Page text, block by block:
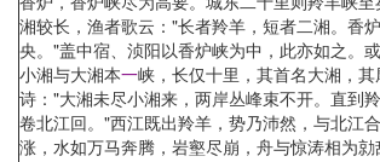
湘较长，渔者歌云："长者羚羊，短者二湘。香炉
央。"盖中宿、浈阳以香炉峡为中，此亦如之。
小湘与大湘本一峡，长仅十里，其首名大湘，
诗："大湘未尽小湘来，两岸丛峰束不开。直到
卷北江回。"西江既出羚羊，势乃沛然，与北江
涨，水如万马奔腾，岩壑尽崩，舟与惊涛相为勍